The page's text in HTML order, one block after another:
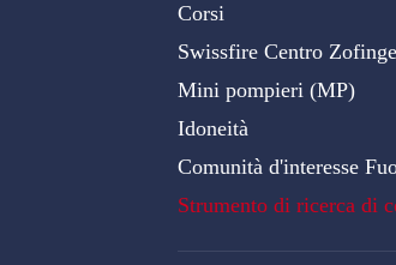
Corsi
Swissfire Centro
Mini pompieri (MP)
Idoneità
Comunità d'interesse
Strumento di ricerca di